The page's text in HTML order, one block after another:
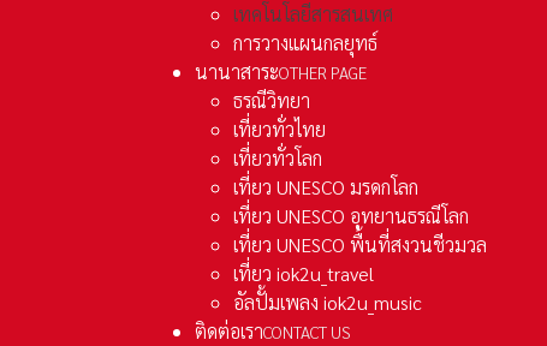
เทคโนโลยีสารสนเทศ
การวางแผนกลยุทธ์
นานาสาระOTHER PAGE
ธรณีวิทยา
เที่ยวทั่วไทย
เที่ยวทั่วโลก
เที่ยว UNESCO มรดกโลก
เที่ยว UNESCO อุทยานธรณีโลก
เที่ยว UNESCO พื้นที่สงวนชีวมวล
เที่ยว iok2u_travel
อัลปั้มเพลง iok2u_music
ติดต่อเราCONTACT US